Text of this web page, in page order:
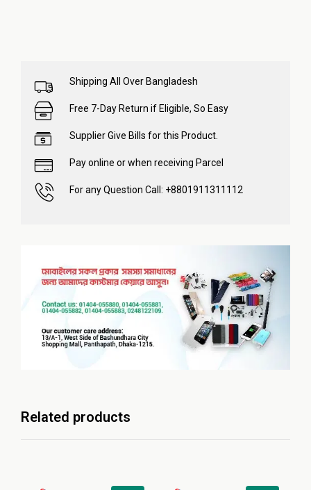
Shipping All Over Bangladesh
Free 7-Day Return if Eligible, So Easy
Supplier Give Bills for this Product.
Pay online or when receiving Parcel
For any Question Call: +8801911311112
Related products